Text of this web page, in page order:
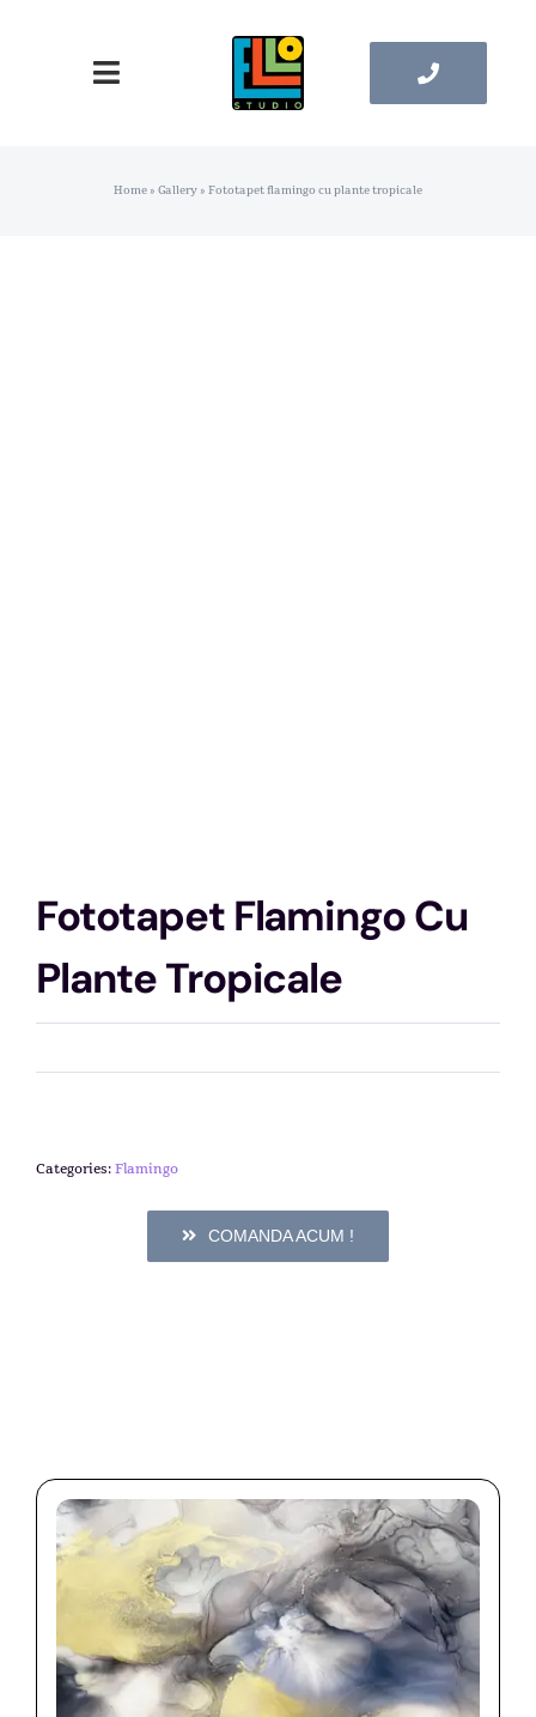
Toggle
Home»Gallery»Fototapet flamingo cu plante tropicale
Fototapet Flamingo Cu
Plante Tropicale
Categories:Flamingo
COMANDA ACUM !